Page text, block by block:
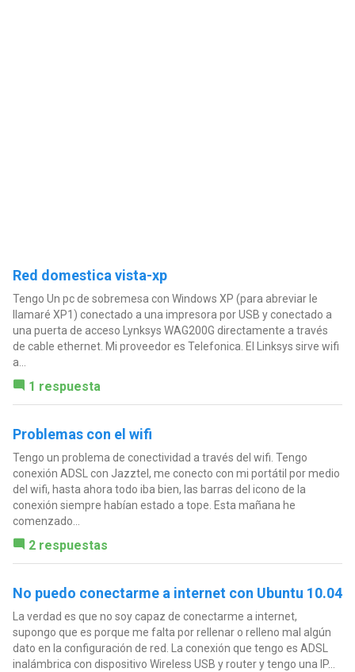
Red domestica vista-xp
Tengo Un pc de sobremesa con Windows XP (para abreviar le
llamaré XP1) conectado a una impresora por USB y conectado a
una puerta de acceso Lynksys WAG200G directamente a través
de cable ethernet. Mi proveedor es Telefonica. El Linksys sirve wifi
a...
1 respuesta
Problemas con el wifi
Tengo un problema de conectividad a través del wifi. Tengo
conexión ADSL con Jazztel, me conecto con mi portátil por medio
del wifi, hasta ahora todo iba bien, las barras del icono de la
conexión siempre habían estado a tope. Esta mañana he
comenzado...
2 respuestas
No puedo conectarme a internet con Ubuntu 10.04
La verdad es que no soy capaz de conectarme a internet,
supongo que es porque me falta por rellenar o relleno mal algún
dato en la configuración de red. La conexión que tengo es ADSL
inalámbrica con dispositivo Wireless USB y router y tengo una IP...